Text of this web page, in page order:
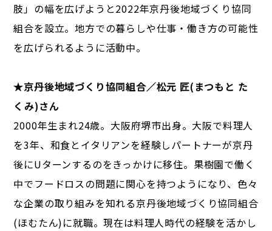
肢」の幅を広げようと2022年京丹後地域づくり協同
組合を設立。地方での暮らしや仕事・働き方の可能性
を広げられるように活動中。
★京丹後地域づくり協同組合／松元 匠(まつもと た
くみ)さん
2000年生まれ24歳。大阪府堺市出身。大阪で料理人
を3年、和食とイタリアンを経験しパートナーが京丹
後にUターンするのをきっかけに移住。果樹園で働く
中でフードロスの問題に関心を持つようになり、色々
な企業の取り組みを知れる京丹後地域づくり協同組合
(ほむたん)に就職。現在は料理人時代の経験を活かし